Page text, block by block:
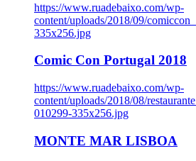
https://www.ruadebaixo.com/wp-
content/uploads/2018/09/
335x256.jpg
Comic Con Portugal 2018
https://www.ruadebaixo.com/wp-
content/uploads/2018/08/
010299-335x256.jpg
MONTE MAR LISBOA